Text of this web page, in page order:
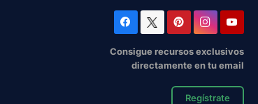
Consigue recursos exclusivos
directamente en tu email
Regístrate